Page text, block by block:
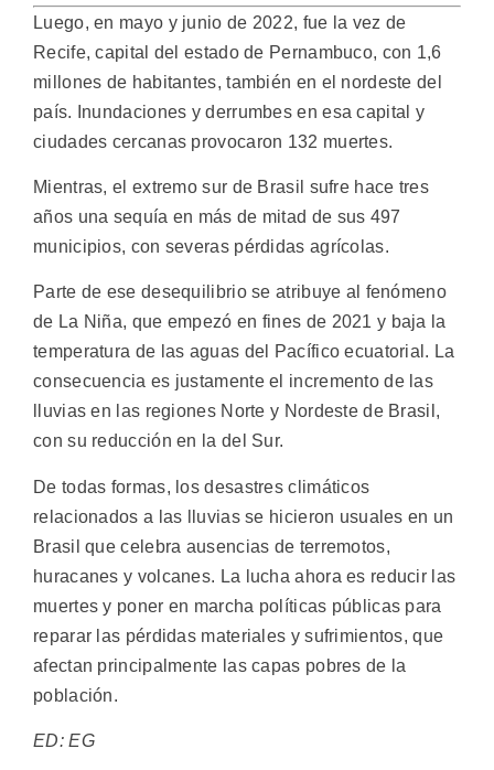
Luego, en mayo y junio de 2022, fue la vez de
Recife, capital del estado de Pernambuco, con 1,6
millones de habitantes, también en el nordeste del
país. Inundaciones y derrumbes en esa capital y
ciudades cercanas provocaron 132 muertes.
Mientras, el extremo sur de Brasil sufre hace tres
años una sequía en más de mitad de sus 497
municipios, con severas pérdidas agrícolas.
Parte de ese desequilibrio se atribuye al fenómeno
de La Niña, que empezó en fines de 2021 y baja la
temperatura de las aguas del Pacífico ecuatorial. La
consecuencia es justamente el incremento de las
lluvias en las regiones Norte y Nordeste de Brasil,
con su reducción en la del Sur.
De todas formas, los desastres climáticos
relacionados a las lluvias se hicieron usuales en un
Brasil que celebra ausencias de terremotos,
huracanes y volcanes. La lucha ahora es reducir las
muertes y poner en marcha políticas públicas para
reparar las pérdidas materiales y sufrimientos, que
afectan principalmente las capas pobres de la
población.
ED: EG